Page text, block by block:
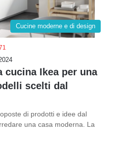
Cucine moderne e di design
cucina Ikea per una
scelti dal
di prodotti e idee dal
una casa moderna. La